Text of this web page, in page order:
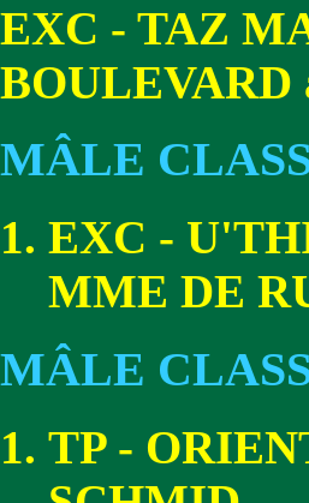
EXC - TAZ
MÂLE
EXC -
MME DE
MÂLE
TP -